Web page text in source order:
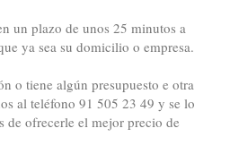
plazo de unos 25 minutos a
ya sea su domicilio o empresa.
algún presupuesto e otra
al teléfono 91 505 23 49 y se lo
de ofrecerle el mejor precio de